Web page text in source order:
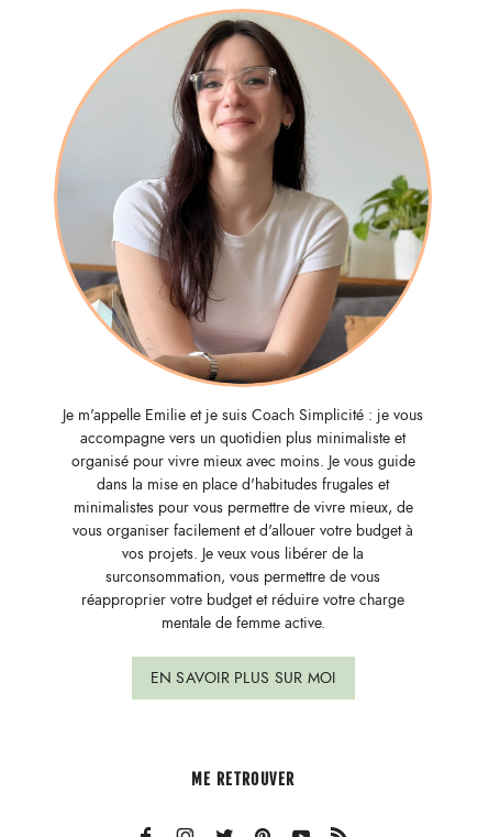
Je m'appelle Emilie et je suis Coach Simplicité : je vous
accompagne vers un quotidien plus minimaliste et
organisé pour vivre mieux avec moins. Je vous guide
dans la mise en place d'habitudes frugales et
minimalistes pour vous permettre de vivre mieux, de
vous organiser facilement et d'allouer votre budget à
vos projets. Je veux vous libérer de la
surconsommation, vous permettre de vous
réapproprier votre budget et réduire votre charge
mentale de femme active.
EN SAVOIR PLUS SUR MOI
ME RETROUVER